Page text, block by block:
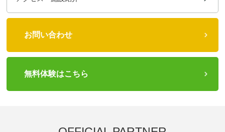
お問い合わせ
無料体験はこちら